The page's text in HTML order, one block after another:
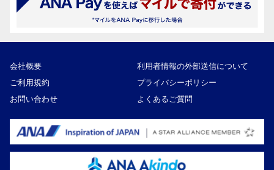
会社概要
利用者情報の外部送信について
ご利用規約
プライバシーポリシー
お問い合わせ
よくあるご質問